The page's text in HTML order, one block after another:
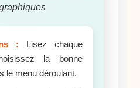
: Lisez chaque
la bonne
le menu déroulant.